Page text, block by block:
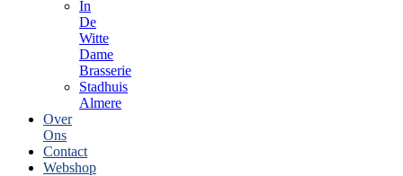
In
De
Witte
Dame
Brasserie
Stadhuis
Almere
Over
Ons
Contact
Webshop